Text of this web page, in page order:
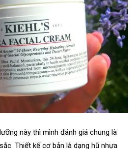
này thì mình đánh giá chung là
Thiết kế cơ bản là dạng hũ nhựa